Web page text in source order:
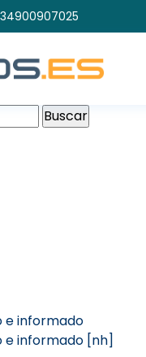
e informado
e informado [nh]